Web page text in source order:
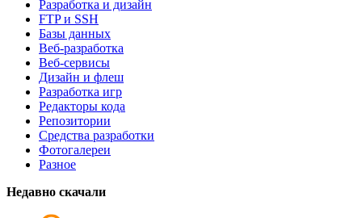
Разработка и дизайн
FTP и SSH
Базы данных
Веб-разработка
Веб-сервисы
Дизайн и флеш
Разработка игр
Редакторы кода
Репозитории
Средства разработки
Фотогалереи
Разное
Недавно скачали